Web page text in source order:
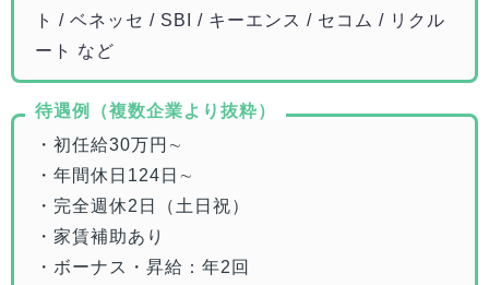
ト / ベネッセ / SBI / キーエンス / セコム / リクル
ート など
待遇例（複数企業より抜粋）
・初任給30万円∼
・年間休日124日∼
・完全週休2日（土日祝）
・家賃補助あり
・ボーナス・昇給：年2回